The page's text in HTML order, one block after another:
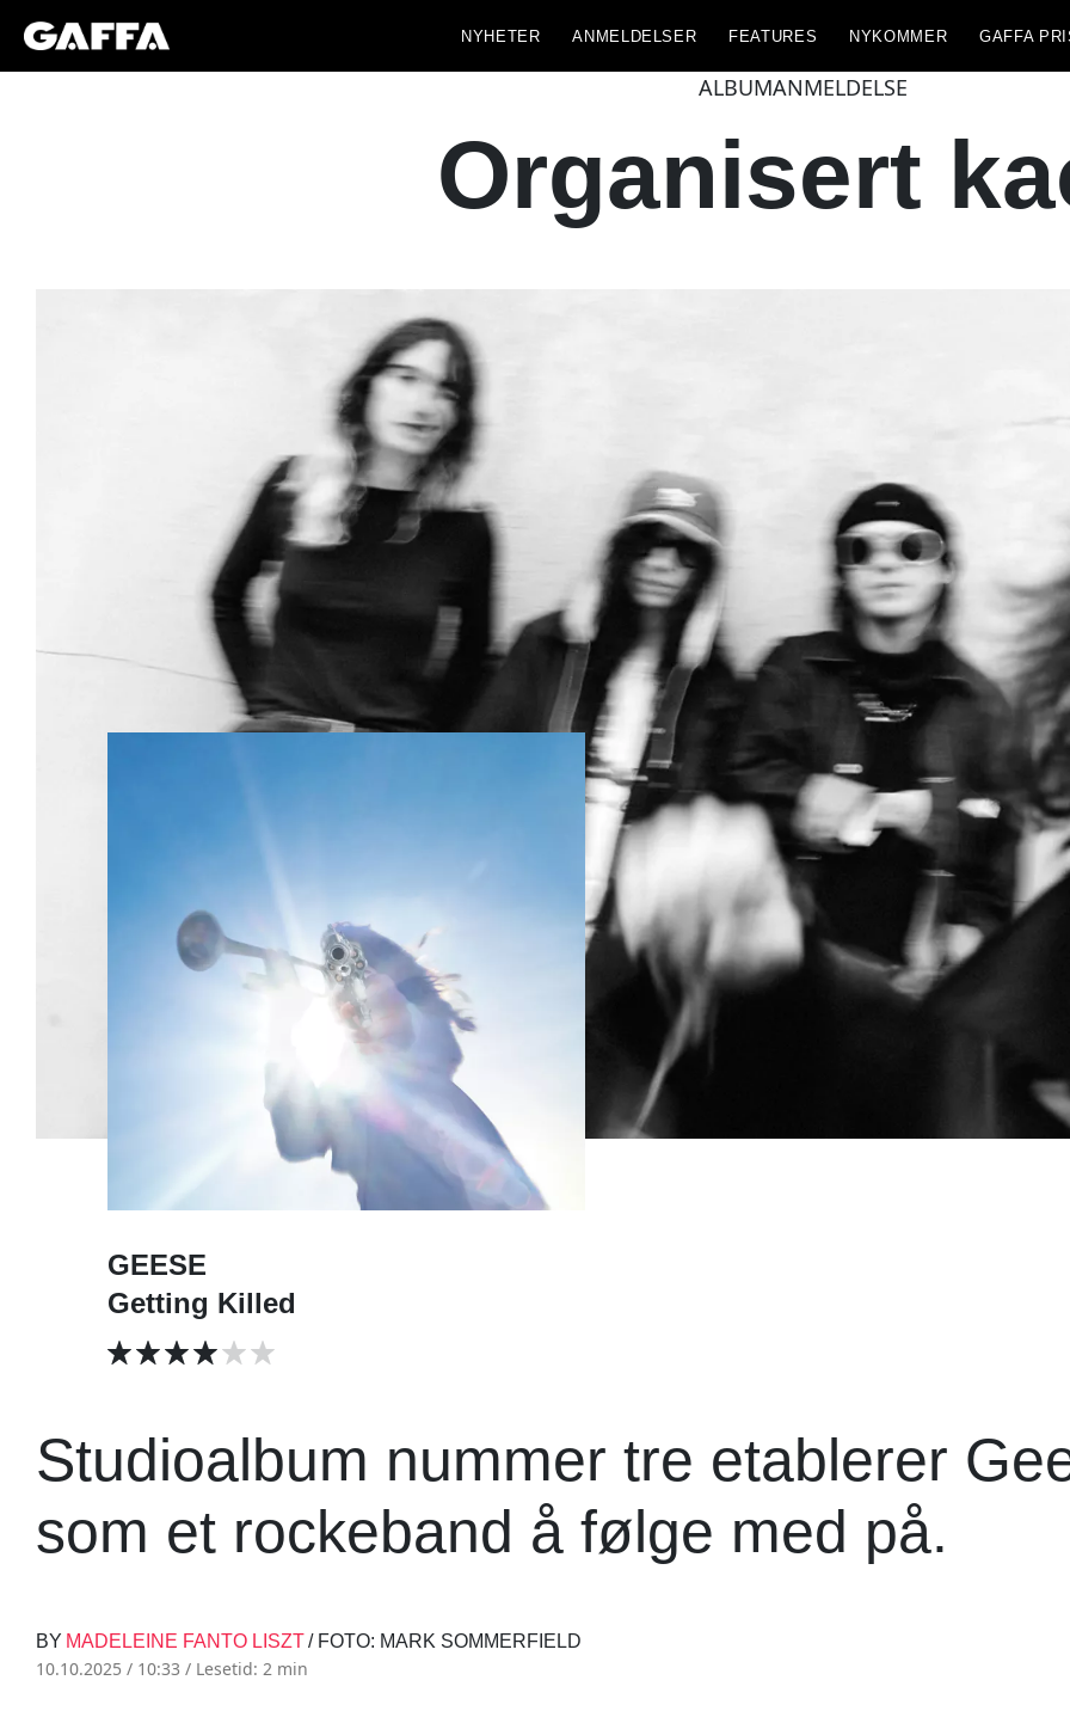
NYHETER ANMELDELSER FEATURES NYKOMMER GAFFA
ALBUMANMELDELSE
Organisert
GEESE
Getting Killed
Studioalbum nummer tre etablerer
som et rockeband å følge med på.
BY MADELEINE FANTO LISZT/ FOTO: MARK SOMMERFIELD
10.10.2025 / 10:33 / Lesetid: 2 min